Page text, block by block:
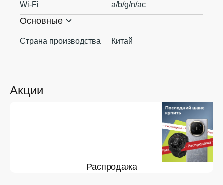
Акции
Распродажа
Wi-Fi a/b/g/n/ac
Основные
Страна производства Китай